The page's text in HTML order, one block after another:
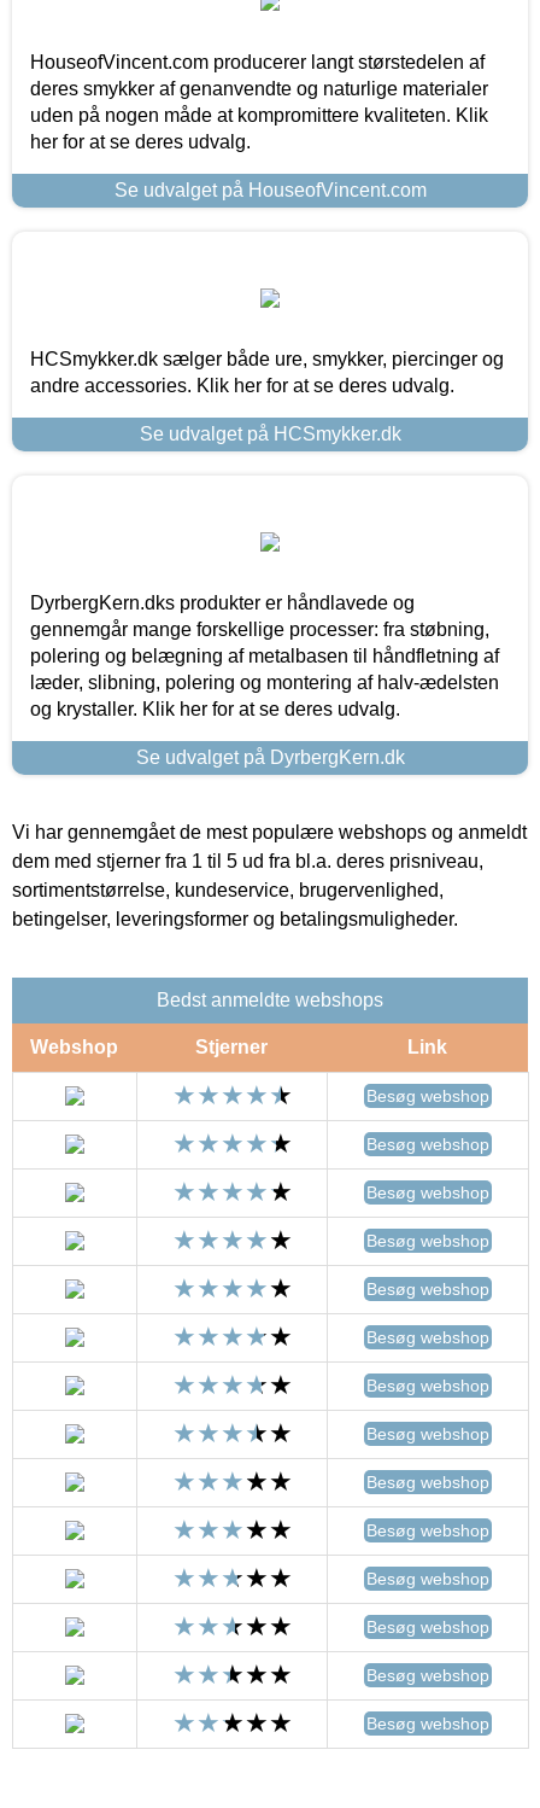
HouseofVincent.com producerer langt størstedelen af
deres smykker af genanvendte og naturlige materialer
uden på nogen måde at kompromittere kvaliteten. Klik
her for at se deres udvalg.
Se udvalget på HouseofVincent.com
HCSmykker.dk sælger både ure, smykker, piercinger og
andre accessories. Klik her for at se deres udvalg.
Se udvalget på HCSmykker.dk
DyrbergKern.dks produkter er håndlavede og
gennemgår mange forskellige processer: fra støbning,
polering og belægning af metalbasen til håndfletning af
læder, slibning, polering og montering af halv-ædelsten
og krystaller. Klik her for at se deres udvalg.
Se udvalget på DyrbergKern.dk
Vi har gennemgået de mest populære webshops og anmeldt
dem med stjerner fra 1 til 5 ud fra bl.a. deres prisniveau,
sortimentstørrelse, kundeservice, brugervenlighed,
betingelser, leveringsformer og betalingsmuligheder.
Bedst anmeldte webshops
Webshop Stjerner Link
Besøg webshop
Besøg webshop
Besøg webshop
Besøg webshop
Besøg webshop
Besøg webshop
Besøg webshop
Besøg webshop
Besøg webshop
Besøg webshop
Besøg webshop
Besøg webshop
Besøg webshop
Besøg webshop